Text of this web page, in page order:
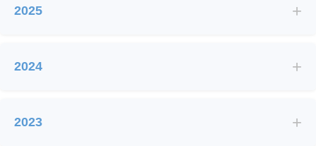
2025 +
2024 +
2023 +